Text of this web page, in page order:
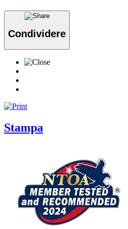
Condividere
Stampa